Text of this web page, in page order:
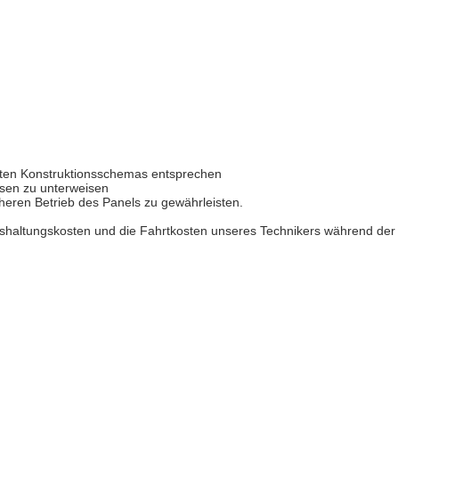
Konstruktionsschemas entsprechen
zu unterweisen
Betrieb des Panels zu gewährleisten.
und die Fahrtkosten unseres Technikers während der